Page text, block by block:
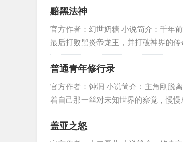
黯黑法神
官方作者：幻世奶糖 小说简介：千年
最后打败黑炎帝龙王，并打破神界的
普通青年修行录
官方作者：钟润 小说简介：主角刚脱
着自己那一丝对未知世界的察觉，慢
盖亚之怒